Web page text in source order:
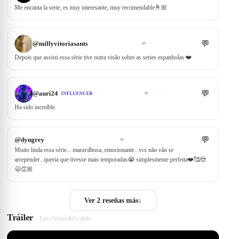
Me encanta la serie, es muy interesante, muy recomendable🤞🏼
@millyvitoriasants ❤ 💬
Depois que assisti essa série tive outra visão sobre as series espanholas ❤️
@auri24 INFLUENCER ❤ 💬
Ha sido increíble.
@dyngrey ❤ 💬
Muito linda essa série... maravilhosa, emocionante...vcs não vão se
arrepender...queria que tivesse mais temporadas😭 simplesmente perfeita❤️🥰😍
😃👏🏼
Ver 2 reseñas más↓
Tráiler Las chicas del cable